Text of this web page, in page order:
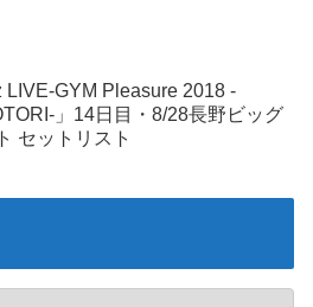
LIVE-GYM Pleasure 2018 -
」14日目・8/28長野ビッグ
セットリスト